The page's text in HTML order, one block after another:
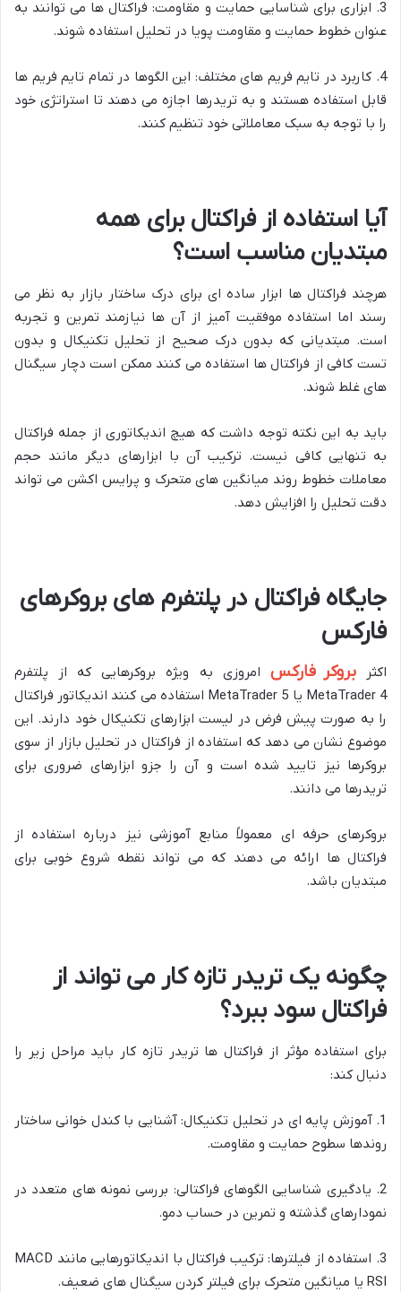
3. ابزاری برای شناسایی حمایت و مقاومت: فراکتال ها می توانند به
عنوان خطوط حمایت و مقاومت پویا در تحلیل استفاده شوند.
4. کاربرد در تایم فریم های مختلف: این الگوها در تمام تایم فریم ها
قابل استفاده هستند و به تریدرها اجازه می دهند تا استراتژی خود
را با توجه به سبک معاملاتی خود تنظیم کنند.
آیا استفاده از فراکتال برای همه
مبتدیان مناسب است؟
هرچند فراکتال ها ابزار ساده ای برای درک ساختار بازار به نظر می
رسند اما استفاده موفقیت آمیز از آن ها نیازمند تمرین و تجربه
است. مبتدیانی که بدون درک صحیح از تحلیل تکنیکال و بدون
تست کافی از فراکتال ها استفاده می کنند ممکن است دچار سیگنال
های غلط شوند.
باید به این نکته توجه داشت که هیچ اندیکاتوری از جمله فراکتال
به تنهایی کافی نیست. ترکیب آن با ابزارهای دیگر مانند حجم
معاملات خطوط روند میانگین های متحرک و پرایس اکشن می تواند
دقت تحلیل را افزایش دهد.
جایگاه فراکتال در پلتفرم های بروکرهای
فارکس
اکثربروکر فارکس امروزی به ویژه بروکرهایی که از پلتفرم
MetaTrader 4 یا MetaTrader 5 استفاده می کنند اندیکاتور فراکتال
را به صورت پیش فرض در لیست ابزارهای تکنیکال خود دارند. این
موضوع نشان می دهد که استفاده از فراکتال در تحلیل بازار از سوی
بروکرها نیز تایید شده است و آن را جزو ابزارهای ضروری برای
تریدرها می دانند.
بروکرهای حرفه ای معمولاً منابع آموزشی نیز درباره استفاده از
فراکتال ها ارائه می دهند که می تواند نقطه شروع خوبی برای
مبتدیان باشد.
چگونه یک تریدر تازه کار می تواند از
فراکتال سود ببرد؟
برای استفاده مؤثر از فراکتال ها تریدر تازه کار باید مراحل زیر را
دنبال کند:
1. آموزش پایه ای در تحلیل تکنیکال: آشنایی با کندل خوانی ساختار
روندها سطوح حمایت و مقاومت.
2. یادگیری شناسایی الگوهای فراکتالی: بررسی نمونه های متعدد در
نمودارهای گذشته و تمرین در حساب دمو.
3. استفاده از فیلترها: ترکیب فراکتال با اندیکاتورهایی مانند MACD
RSI یا میانگین متحرک برای فیلتر کردن سیگنال های ضعیف.